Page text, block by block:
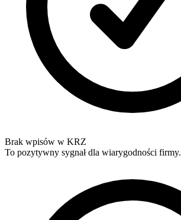
Brak wpisów w KRZ
To pozytywny sygnał dla wiarygodności firmy.